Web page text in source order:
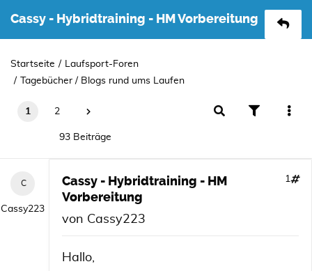
Cassy - Hybridtraining - HM Vorbereitung
Startseite
Laufsport-Foren
Tagebücher / Blogs rund ums Laufen
1 2
93 Beiträge
Cassy223
Cassy - Hybridtraining - HM
Vorbereitung
1
von Cassy223
Hallo,